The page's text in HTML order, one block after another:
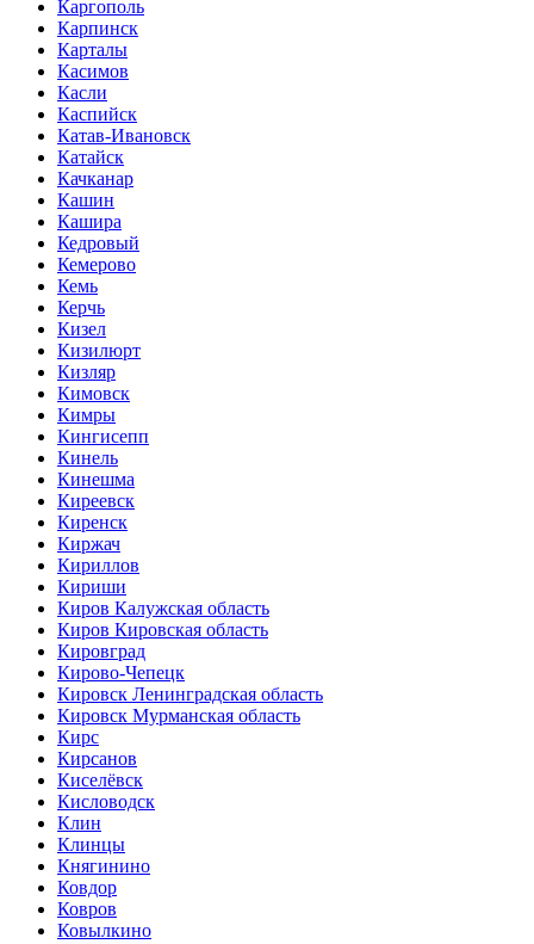
Каргополь
Карпинск
Карталы
Касимов
Касли
Каспийск
Катав-Ивановск
Катайск
Качканар
Кашин
Кашира
Кедровый
Кемерово
Кемь
Керчь
Кизел
Кизилюрт
Кизляр
Кимовск
Кимры
Кингисепп
Кинель
Кинешма
Киреевск
Киренск
Киржач
Кириллов
Кириши
Киров Калужская область
Киров Кировская область
Кировград
Кирово-Чепецк
Кировск Ленинградская область
Кировск Мурманская область
Кирс
Кирсанов
Киселёвск
Кисловодск
Клин
Клинцы
Княгинино
Ковдор
Ковров
Ковылкино